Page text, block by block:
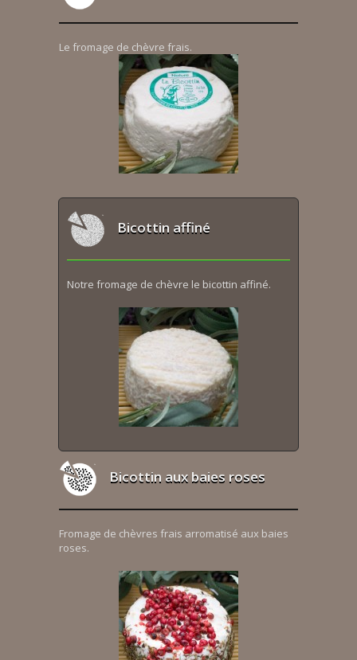
Le fromage de chèvre frais.
Bicottin affiné
Notre fromage de chèvre le bicottin affiné.
Bicottin aux baies roses
Fromage de chèvres frais arromatisé aux baies
roses.